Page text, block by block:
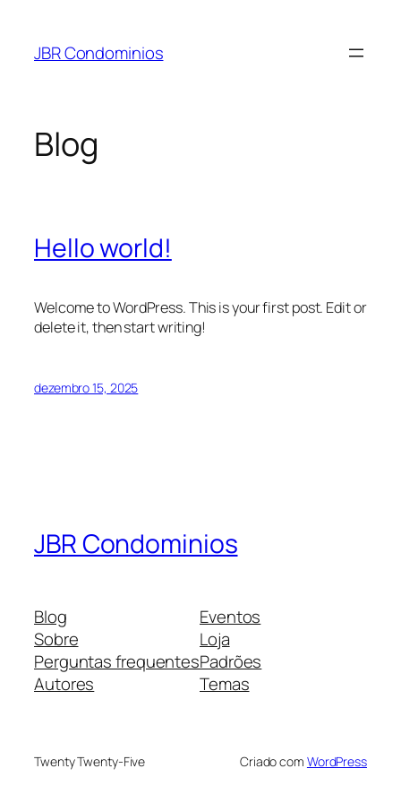
JBR Condominios
Blog
Hello world!
Welcome to WordPress. This is your first post. Edit or
delete it, then start writing!
dezembro 15, 2025
JBR Condominios
Blog
Sobre
Perguntas frequentes
Autores
Eventos
Loja
Padrões
Temas
Twenty Twenty-Five Criado com WordPress